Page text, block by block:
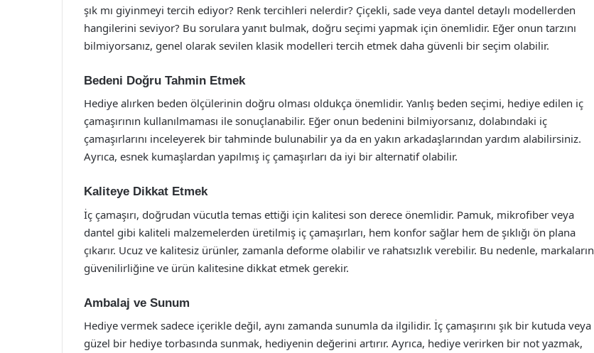
şık mı giyinmeyi tercih ediyor? Renk tercihleri nelerdir? Çiçekli, sade veya dantel detaylı modellerden
hangilerini seviyor? Bu sorulara yanıt bulmak, doğru seçimi yapmak için önemlidir. Eğer onun tarzını
bilmiyorsanız, genel olarak sevilen klasik modelleri tercih etmek daha güvenli bir seçim olabilir.
Bedeni Doğru Tahmin Etmek
Hediye alırken beden ölçülerinin doğru olması oldukça önemlidir. Yanlış beden seçimi, hediye edilen iç
çamaşırının kullanılmaması ile sonuçlanabilir. Eğer onun bedenini bilmiyorsanız, dolabındaki iç
çamaşırlarını inceleyerek bir tahminde bulunabilir ya da en yakın arkadaşlarından yardım alabilirsiniz.
Ayrıca, esnek kumaşlardan yapılmış iç çamaşırları da iyi bir alternatif olabilir.
Kaliteye Dikkat Etmek
İç çamaşırı, doğrudan vücutla temas ettiği için kalitesi son derece önemlidir. Pamuk, mikrofiber veya
dantel gibi kaliteli malzemelerden üretilmiş iç çamaşırları, hem konfor sağlar hem de şıklığı ön plana
çıkarır. Ucuz ve kalitesiz ürünler, zamanla deforme olabilir ve rahatsızlık verebilir. Bu nedenle, markaların
güvenilirliğine ve ürün kalitesine dikkat etmek gerekir.
Ambalaj ve Sunum
Hediye vermek sadece içerikle değil, aynı zamanda sunumla da ilgilidir. İç çamaşırını şık bir kutuda veya
güzel bir hediye torbasında sunmak, hediyenin değerini artırır. Ayrıca, hediye verirken bir not yazmak,